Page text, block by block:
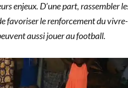
enjeux. D’une part, rassembler
favoriser le renforcement du vivre-
aussijouer au football.